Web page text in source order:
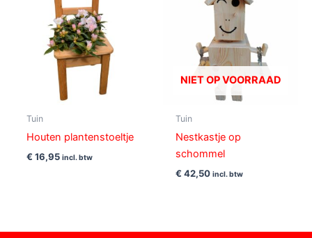
Tuin
Houten plantenstoeltje
€ 16,95 incl. btw
NIET OP VOORRAAD
Tuin
Nestkastje op
schommel
€ 42,50 incl. btw